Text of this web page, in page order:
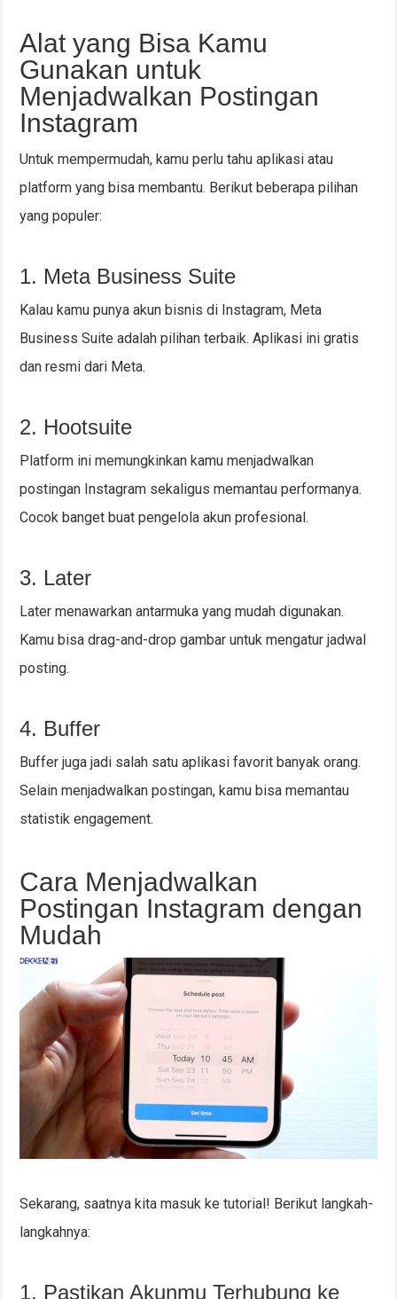
Alat yang Bisa Kamu
Gunakan untuk
Menjadwalkan Postingan
Instagram
Untuk mempermudah, kamu perlu tahu aplikasi atau
platform yang bisa membantu. Berikut beberapa pilihan
yang populer:
1. Meta Business Suite
Kalau kamu punya akun bisnis di Instagram, Meta
Business Suite adalah pilihan terbaik. Aplikasi ini gratis
dan resmi dari Meta.
2. Hootsuite
Platform ini memungkinkan kamu menjadwalkan
postingan Instagram sekaligus memantau performanya.
Cocok banget buat pengelola akun profesional.
3. Later
Later menawarkan antarmuka yang mudah digunakan.
Kamu bisa drag-and-drop gambar untuk mengatur jadwal
posting.
4. Buffer
Buffer juga jadi salah satu aplikasi favorit banyak orang.
Selain menjadwalkan postingan, kamu bisa memantau
statistik engagement.
Cara Menjadwalkan
Postingan Instagram dengan
Mudah
Sekarang, saatnya kita masuk ke tutorial! Berikut langkah-
langkahnya:
1. Pastikan Akunmu Terhubung ke